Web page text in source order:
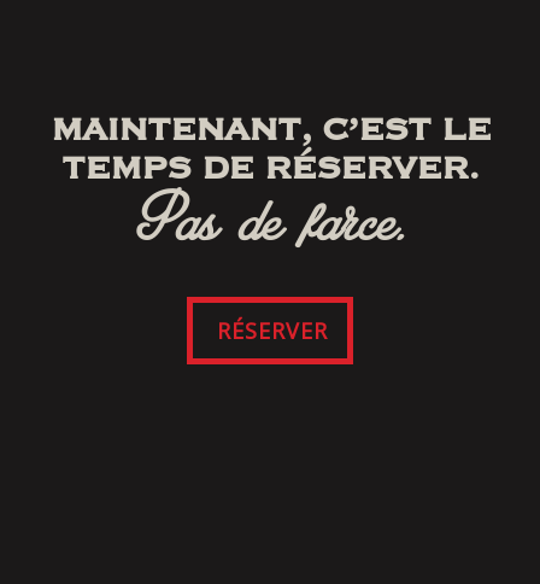
MAINTENANT, C’EST LE
TEMPS DE RÉSERVER.
Pas de farce.
RÉSERVER